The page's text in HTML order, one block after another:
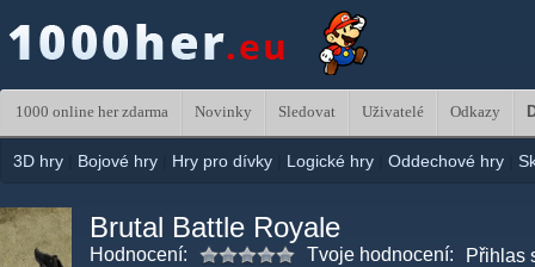
1000 online her zdarma Novinky Sledovat Uživatelé Odkazy
3D hry Bojové hry Hry pro dívky Logické hry Oddechové hry
Brutal Battle Royale
Hodnocení: Tvoje hodnocení: Přihlas